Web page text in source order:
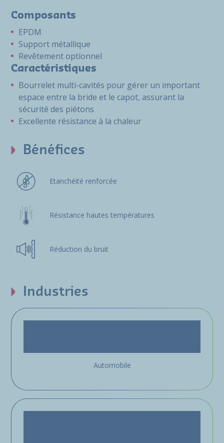
Composants
EPDM
Support métallique
Revêtement optionnel
Caractéristiques
Bourrelet multi-cavités pour gérer un important
espace entre la bride et le capot, assurant la
sécurité des piétons
Excellente résistance à la chaleur
Bénéfices
Etanchéité renforcée
Résistance hautes températures
Réduction du bruit
Industries
Automobile